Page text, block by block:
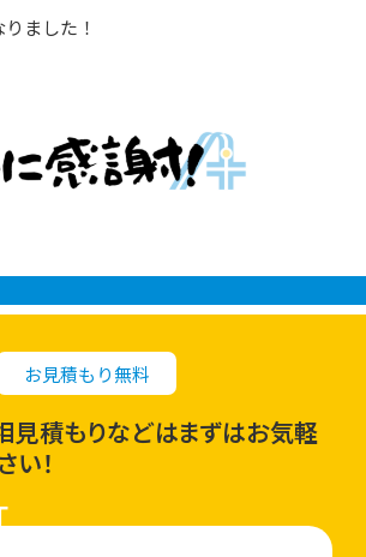
ました！
お見積もり無料
見積もりなどはまずはお気軽
い！